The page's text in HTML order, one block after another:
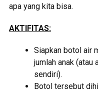
apa yang kita bisa.
AKTIFITAS:
Siapkan botol air
jumlah anak (atau
sendiri).
Botol tersebut